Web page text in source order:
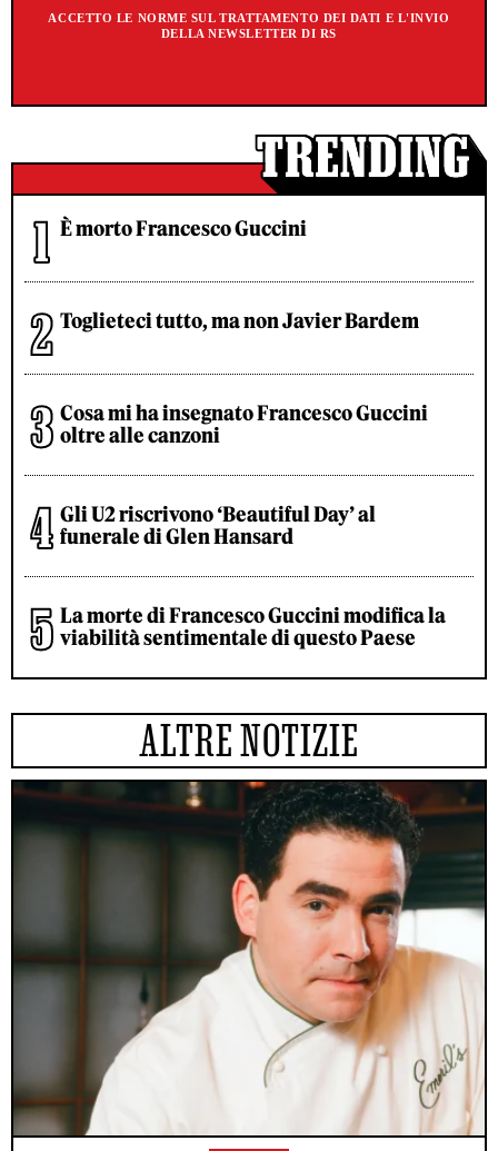
ACCETTO LE NORME SUL TRATTAMENTO DEI DATI E L'INVIO
DELLA NEWSLETTER DI RS
È morto Francesco Guccini
Toglieteci tutto, ma non Javier Bardem
Cosa mi ha insegnato Francesco Guccini
oltre alle canzoni
Gli U2 riscrivono ‘Beautiful Day’ al
funerale di Glen Hansard
La morte di Francesco Guccini modifica la
viabilità sentimentale di questo Paese
ALTRE NOTIZIE